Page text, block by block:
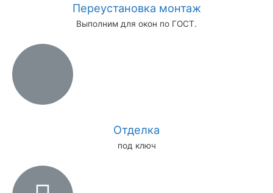
Переустановка монтаж
Выполним для окон по ГОСТ.
Отделка
под ключ